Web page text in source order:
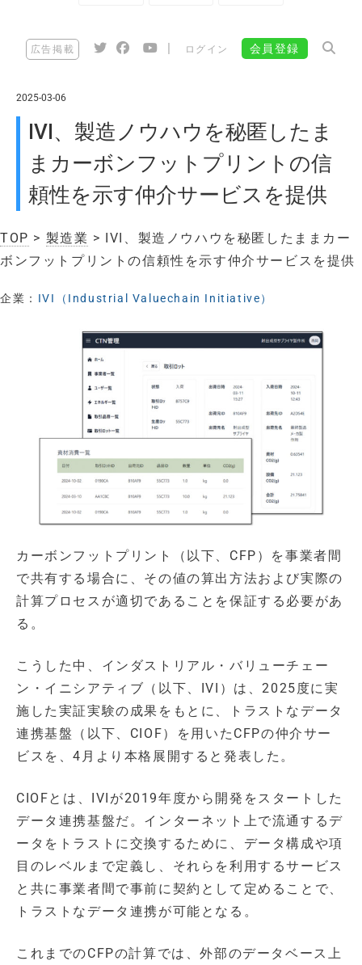
広告掲載 ログイン 会員登録
2025-03-06
IVI、製造ノウハウを秘匿したま
まカーボンフットプリントの信
頼性を示す仲介サービスを提供
TOP > 製造業 > IVI、製造ノウハウを秘匿したままカー
ボンフットプリントの信頼性を示す仲介サービスを提供
企業： IVI（Industrial Valuechain Initiative）
カーボンフットプリント（以下、CFP）を事業者間
で共有する場合に、その値の算出方法および実際の
計算プロセスが適切であることを保証する必要があ
る。
こうした中、インダストリアル・バリューチェー
ン・イニシアティブ（以下、IVI）は、2025度に実
施した実証実験の成果をもとに、トラストなデータ
連携基盤（以下、CIOF）を用いたCFPの仲介サー
ビスを、4月より本格展開すると発表した。
CIOFとは、IVIが2019年度から開発をスタートした
データ連携基盤だ。インターネット上で流通するデ
ータをトラストに交換するために、データ構成や項
目のレベルまで定義し、それらを利用するサービス
と共に事業者間で事前に契約として定めることで、
トラストなデータ連携が可能となる。
これまでのCFPの計算では、外部のデータベース上